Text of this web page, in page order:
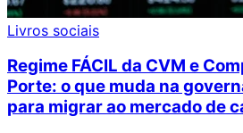
Livros sociais
Regime FÁCIL da CVM e
Porte: o que muda na
para migrar ao mercado de